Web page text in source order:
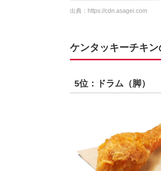
出典： https://cdn.asagei.com
ケンタッキーチキ
5位：ドラム（脚）